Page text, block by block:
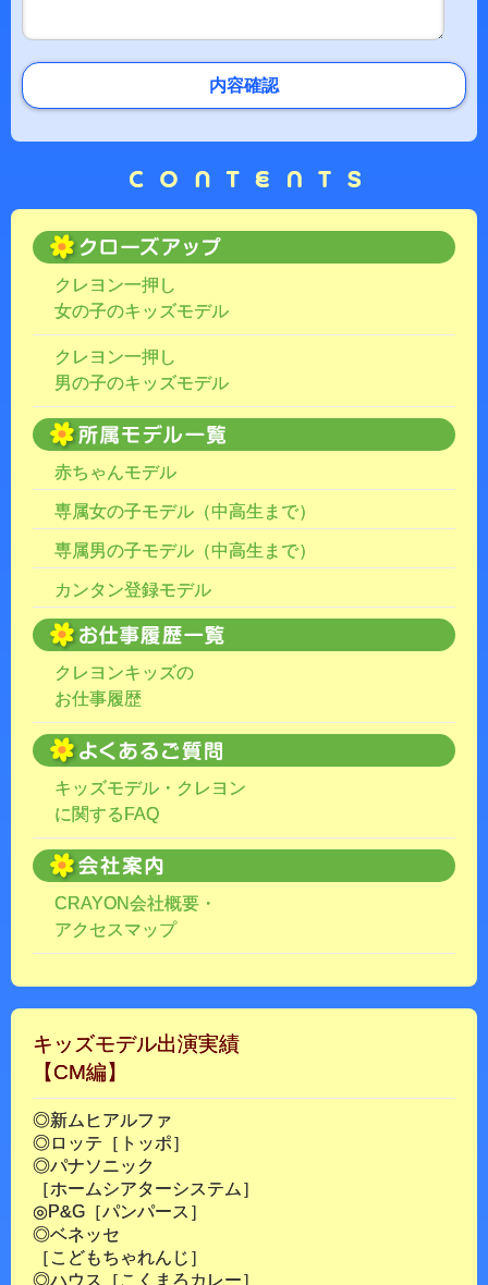
内容確認
クレヨン一押し
女の子のキッズモデル
クレヨン一押し
男の子のキッズモデル
赤ちゃんモデル
専属女の子モデル（中高生まで）
専属男の子モデル（中高生まで）
カンタン登録モデル
クレヨンキッズの
お仕事履歴
キッズモデル・クレヨン
に関するFAQ
CRAYON会社概要・
アクセスマップ
キッズモデル出演実績
【CM編】
◎新ムヒアルファ
◎ロッテ［トッポ］
◎パナソニック
［ホームシアターシステム］
◎P&G［パンパース］
◎ベネッセ
［こどもちゃれんじ］
◎ハウス［こくまろカレー］